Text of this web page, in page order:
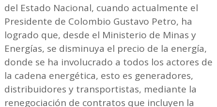
del Estado Nacional, cuando actualmente el
Presidente de Colombio Gustavo Petro, ha
logrado que, desde el Ministerio de Minas y
Energías, se disminuya el precio de la energía,
donde se ha involucrado a todos los actores de
la cadena energética, esto es generadores,
distribuidores y transportistas, mediante la
renegociación de contratos que incluyen la